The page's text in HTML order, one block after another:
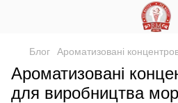
Блог Ароматизовані
Ароматизовані
для виробництва